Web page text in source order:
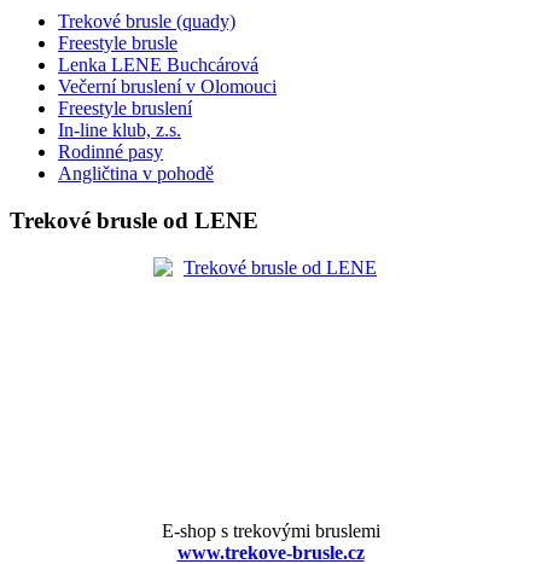
Trekové brusle (quady)
Freestyle brusle
Lenka LENE Buchcárová
Večerní bruslení v Olomouci
Freestyle bruslení
In-line klub, z.s.
Rodinné pasy
Angličtina v pohodě
Trekové brusle od LENE
E-shop s trekovými bruslemi
www.trekove-brusle.cz